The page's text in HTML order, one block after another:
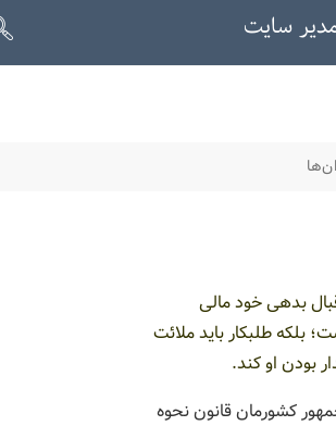
سایت
قبال بدهی خود مالی
بلکه طلبکار باید ملائت
بودن او کند.
کشورمان قانون نحوه